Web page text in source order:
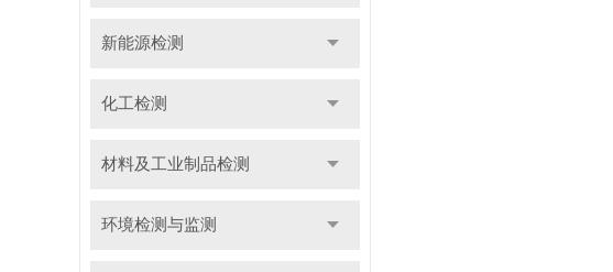
新能源检测
化工检测
材料及工业制品检测
环境检测与监测